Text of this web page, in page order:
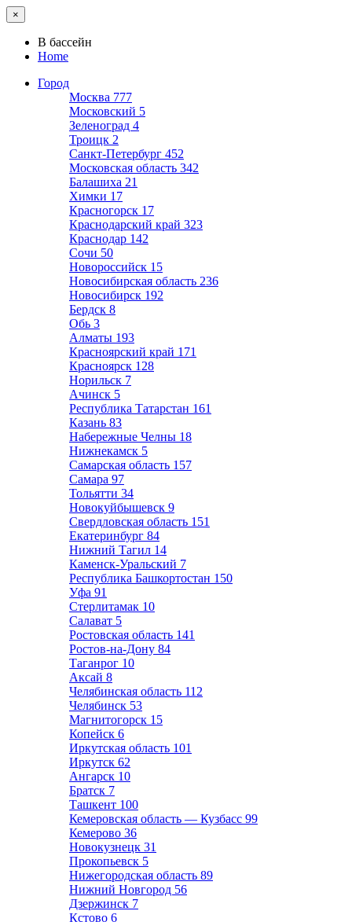
×
В бассейн
Home
Город
Москва 777
Московский 5
Зеленоград 4
Троицк 2
Санкт-Петербург 452
Московская область 342
Балашиха 21
Химки 17
Красногорск 17
Краснодарский край 323
Краснодар 142
Сочи 50
Новороссийск 15
Новосибирская область 236
Новосибирск 192
Бердск 8
Обь 3
Алматы 193
Красноярский край 171
Красноярск 128
Норильск 7
Ачинск 5
Республика Татарстан 161
Казань 83
Набережные Челны 18
Нижнекамск 5
Самарская область 157
Самара 97
Тольятти 34
Новокуйбышевск 9
Свердловская область 151
Екатеринбург 84
Нижний Тагил 14
Каменск-Уральский 7
Республика Башкортостан 150
Уфа 91
Стерлитамак 10
Салават 5
Ростовская область 141
Ростов-на-Дону 84
Таганрог 10
Аксай 8
Челябинская область 112
Челябинск 53
Магнитогорск 15
Копейск 6
Иркутская область 101
Иркутск 62
Ангарск 10
Братск 7
Ташкент 100
Кемеровская область — Кузбасс 99
Кемерово 36
Новокузнецк 31
Прокопьевск 5
Нижегородская область 89
Нижний Новгород 56
Дзержинск 7
Кстово 6